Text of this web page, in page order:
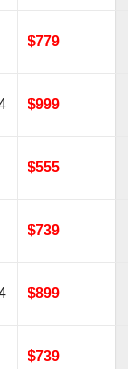
$779
$999
$555
$739
$899
$739